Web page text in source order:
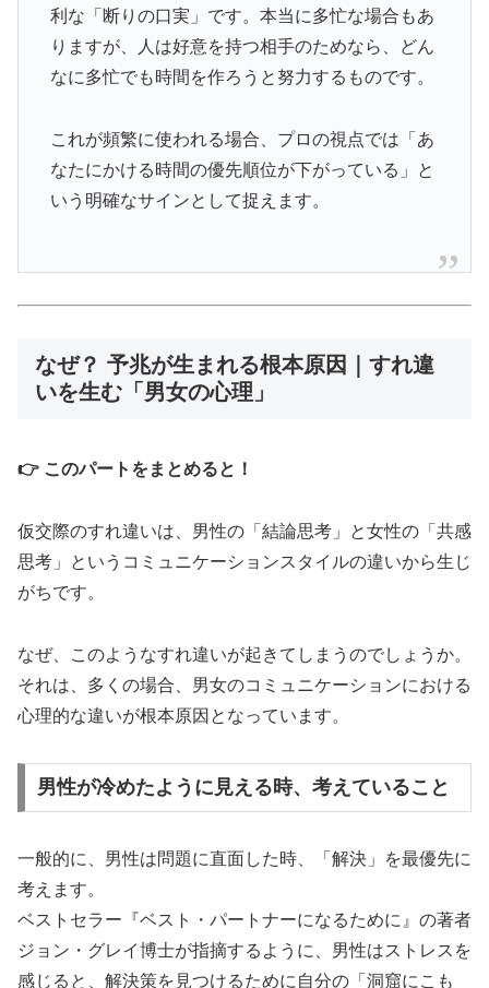
利な「断りの口実」です。本当に多忙な場合もあ
りますが、人は好意を持つ相手のためなら、どん
なに多忙でも時間を作ろうと努力するものです。
これが頻繁に使われる場合、プロの視点では「あ
なたにかける時間の優先順位が下がっている」と
いう明確なサインとして捉えます。
なぜ？ 予兆が生まれる根本原因｜すれ違
いを生む「男女の心理」
👉 このパートをまとめると！
仮交際のすれ違いは、男性の「結論思考」と女性の「共感
思考」というコミュニケーションスタイルの違いから生じ
がちです。
なぜ、このようなすれ違いが起きてしまうのでしょうか。
それは、多くの場合、男女のコミュニケーションにおける
心理的な違いが根本原因となっています。
男性が冷めたように見える時、考えていること
一般的に、男性は問題に直面した時、「解決」を最優先に
考えます。
ベストセラー『ベスト・パートナーになるために』の著者
ジョン・グレイ博士が指摘するように、男性はストレスを
感じると、解決策を見つけるために自分の「洞窟にこも